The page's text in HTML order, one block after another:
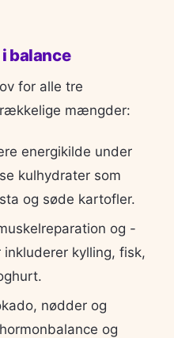
balance
for alle tre
mængder:
energikilde under
kulhydrater som
og søde kartofler.
og -
kylling, fisk,
nødder og
og